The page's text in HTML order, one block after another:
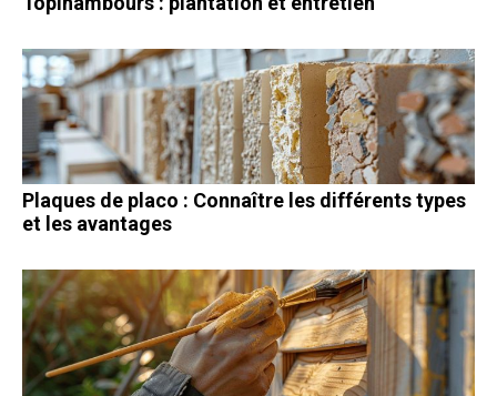
Plaques de placo : Connaître les différents types
et les avantages